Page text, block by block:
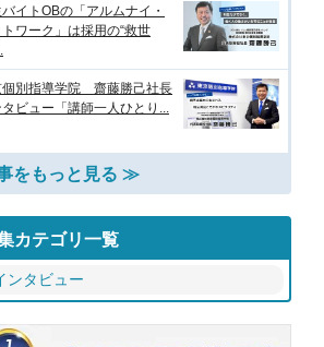
イトOBの「アルムナイ・
トワーク」は採用の“救世
個別指導学院 齋藤勝己社長
タビュー「講師一人ひとり...
をもっと見る ≫
カテゴリ一覧
ンタビュー